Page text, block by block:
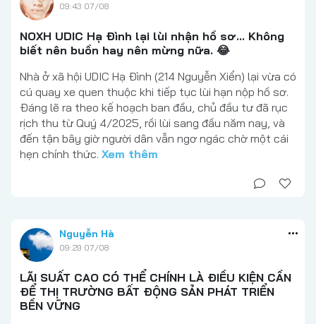
09:43 07/08
NOXH UDIC Hạ Đình lại lùi nhận hồ sơ... Không
biết nên buồn hay nên mừng nữa. 😂
Nhà ở xã hội UDIC Hạ Đình (214 Nguyễn Xiển) lại vừa có
cú quay xe quen thuộc khi tiếp tục lùi hạn nộp hồ sơ.
Đáng lẽ ra theo kế hoạch ban đầu, chủ đầu tư đã rục
rịch thu từ Quý 4/2025, rồi lùi sang đầu năm nay, và
đến tận bây giờ người dân vẫn ngơ ngác chờ một cái
hẹn chính thức. Xem thêm
Nguyễn Hà
09:29 07/08
LÃI SUẤT CAO CÓ THỂ CHÍNH LÀ ĐIỀU KIỆN CẦN
ĐỂ THỊ TRƯỜNG BẤT ĐỘNG SẢN PHÁT TRIỂN
BỀN VỮNG